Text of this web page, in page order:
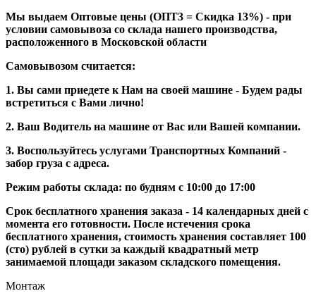
Мы выдаем Оптовые цены (ОПТ3 = Скидка 13%) - при
условии самовывоза со склада нашего производства,
расположенного в Московской области
Самовывозом считается:
1. Вы сами приедете к Нам на своей машине - Будем рады
встретиться с Вами лично!
2. Ваш Водитель на машине от Вас или Вашей компании.
3. Воспользуйтесь услугами Транспортных Компаний -
забор груза с адреса.
Режим работы склада: по будням с 10:00 до 17:00
Срок бесплатного хранения заказа - 14 календарных дней с
момента его готовности. После истечения срока
бесплатного хранения, стоимость хранения составляет 100
(сто) рублей в сутки за каждый квадратный метр
занимаемой площади заказом складского помещения.
Монтаж